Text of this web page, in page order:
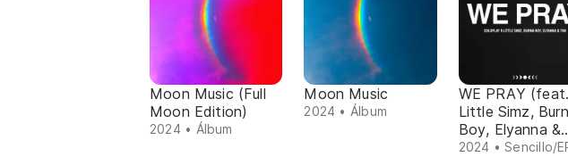
Moon Music (Full
Moon Edition)
2024 • Álbum
Moon Music
2024 • Álbum
WE PRAY (feat.
Little Simz,
Boy, Elyanna &
TINI)
2024 • Sencillo/